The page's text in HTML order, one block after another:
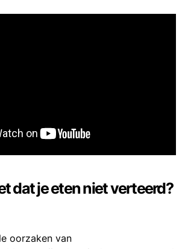
dat je eten niet verteerd?
oorzaken van